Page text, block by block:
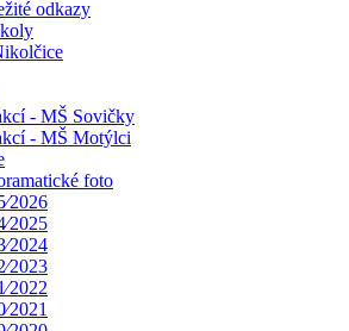
odkazy
- MŠ Sovičky
- MŠ Motýlci
foto